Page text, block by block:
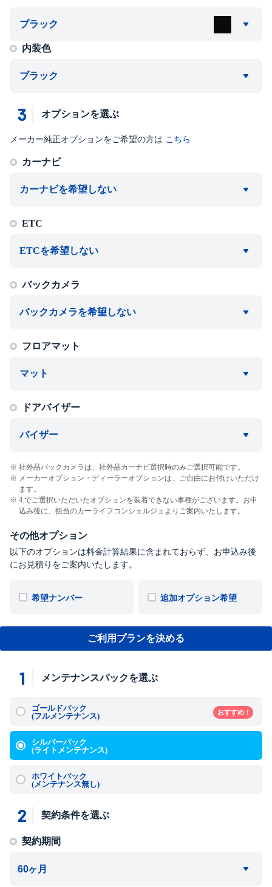
ブラック
内装色
ブラック
3 オプションを選ぶ
メーカー純正オプションをご希望の方は こちら
カーナビ
カーナビを希望しない
ETC
ETCを希望しない
バックカメラ
バックカメラを希望しない
フロアマット
マット
ドアバイザー
バイザー
社外品バックカメラは、社外品カーナビ選択時のみご選択可能です。
メーカーオプション・ディーラーオプションは、ご自由にお付けいただけ
ます。
4.でご選択いただいたオプションを装着できない車種がございます。お申
込み後に、担当のカーライフコンシェルジュよりご案内いたします。
その他オプション
以下のオプションは料金計算結果に含まれておらず、お申込み後
にお見積りをご案内いたします。
希望ナンバー 追加オプション希望
ご利用プランを決める
1 メンテナンスパックを選ぶ
ゴールドパック
(フルメンテナンス)
おすすめ！
シルバーパック
(ライトメンテナンス)
ホワイトパック
(メンテナンス無し)
2 契約条件を選ぶ
契約期間